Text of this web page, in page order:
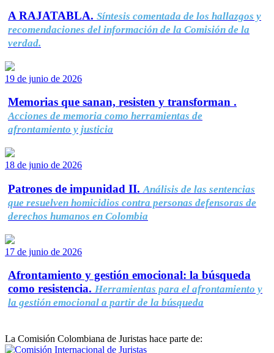
A RAJATABLA. Síntesis comentada de los hallazgos y
recomendaciones del información de la Comisión de la
verdad.
19 de junio de 2026
Memorias que sanan, resisten y transforman .
Acciones de memoria como herramientas de
afrontamiento y justicia
18 de junio de 2026
Patrones de impunidad II. Análisis de las sentencias
que resuelven homicidios contra personas defensoras de
derechos humanos en Colombia
17 de junio de 2026
Afrontamiento y gestión emocional: la búsqueda
como resistencia. Herramientas para el afrontamiento y
la gestión emocional a partir de la búsqueda
La Comisión Colombiana de Juristas hace parte de: